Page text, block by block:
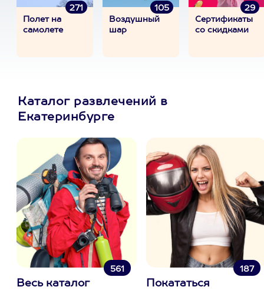
271
Полет на
самолете
105
Воздушный
шар
29
Сертификаты
со скидками
Каталог развлечений в
Екатеринбурге
561
Весь каталог
187
Покататься